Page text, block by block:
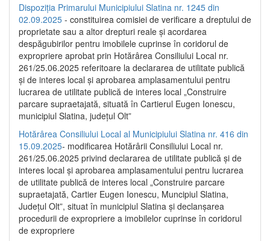
Dispoziția Primarului Municipiului Slatina nr. 1245 din
02.09.2025 - constituirea comisiei de verificare a dreptului de
proprietate sau a altor drepturi reale și acordarea
despăgubirilor pentru imobilele cuprinse în coridorul de
expropriere aprobat prin Hotărârea Consiliului Local nr.
261/25.06.2025 referitoare la declararea de utilitate publică
și de interes local și aprobarea amplasamentului pentru
lucrarea de utilitate publică de interes local „Construire
parcare supraetajată, situată în Cartierul Eugen Ionescu,
municipiul Slatina, județul Olt”
Hotărârea Consiliului Local al Municipiului Slatina nr. 416 din
15.09.2025- modificarea Hotărârii Consiliului Local nr.
261/25.06.2025 privind declararea de utilitate publică și de
interes local și aprobarea amplasamentului pentru lucrarea
de utilitate publică de interes local „Construire parcare
supraetajată, Cartier Eugen Ionescu, Muncipiul Slatina,
Județul Olt”, situat în municipiul Slatina și declanșarea
procedurii de expropriere a imobilelor cuprinse în coridorul
de expropriere